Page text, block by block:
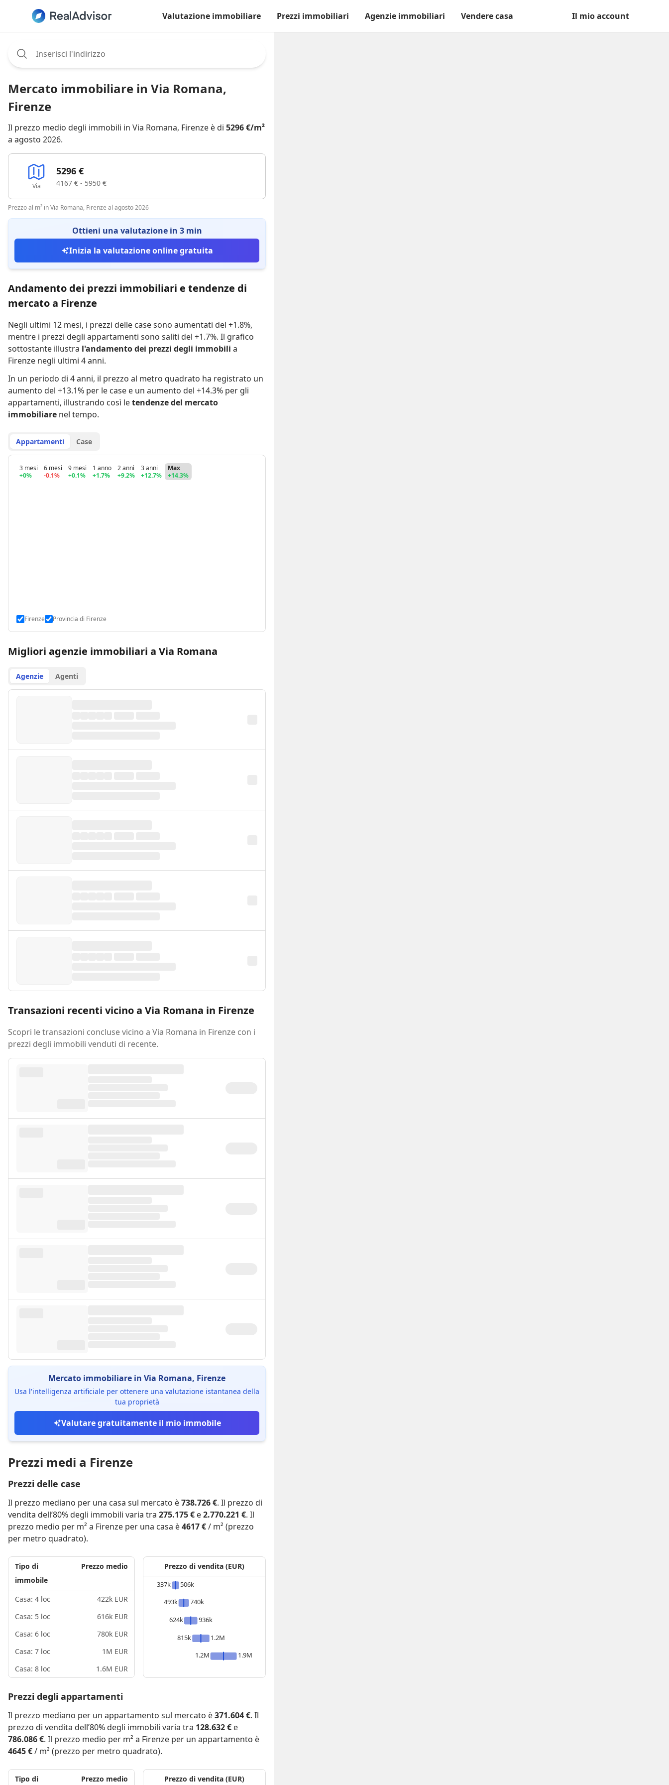
Valutazione immobiliare Prezzi immobiliari Agenzie immobiliari Vendere casa Il mio account
Mercato immobiliare in Via Romana,
Firenze
Il prezzo medio degli immobili in Via Romana, Firenze è di 5296 €/m²
a agosto 2026.
Via
5296 €
4167 € - 5950 €
Prezzo al m² in Via Romana, Firenze al agosto 2026
Ottieni una valutazione in 3 min
Inizia la valutazione online gratuita
Andamento dei prezzi immobiliari e tendenze di
mercato a Firenze
Negli ultimi 12 mesi, i prezzi delle case sono aumentati del +1.8%,
mentre i prezzi degli appartamenti sono saliti del +1.7%. Il grafico
sottostante illustra l'andamento dei prezzi degli immobili a
Firenze negli ultimi 4 anni.
In un periodo di 4 anni, il prezzo al metro quadrato ha registrato un
aumento del +13.1% per le case e un aumento del +14.3% per gli
appartamenti, illustrando così letendenze del mercato
immobiliare nel tempo.
Appartamenti Case
3 mesi
+0%
6 mesi
-0.1%
9 mesi
+0.1%
1 anno
+1.7%
2 anni
+9.2%
3 anni
+12.7%
Max
+14.3%
Firenze Provincia di Firenze
Migliori agenzie immobiliari a Via Romana
Agenzie Agenti
Transazioni recenti vicino a Via Romana in Firenze
Scopri le transazioni concluse vicino a Via Romana in Firenze con i
prezzi degli immobili venduti di recente.
Mercato immobiliare in Via Romana, Firenze
Usa l'intelligenza artificiale per ottenere una valutazione istantanea della
tua proprietà
Valutare gratuitamente il mio immobile
Prezzi medi a Firenze
Prezzi delle case
Il prezzo mediano per una casa sul mercato è738.726 €. Il prezzo di
vendita dell’80% degli immobili varia tra 275.175 € e2.770.221 €. Il
prezzo medio per m² a Firenze per una casa è4617 €/ m² (prezzo
per metro quadrato).
Tipo di
immobile
Prezzo medio
Casa: 4 loc
422k EUR
Casa: 5 loc
616k EUR
Casa: 6 loc
780k EUR
Casa: 7 loc
1M EUR
Casa: 8 loc
1.6M EUR
Prezzo di vendita (EUR)
337k
506k
493k
740k
624k
936k
815k
1.2M
1.2M
1.9M
Prezzi degli appartamenti
Il prezzo mediano per un appartamento sul mercato è371.604 €. Il
prezzo di vendita dell’80% degli immobili varia tra 128.632 € e
786.086 €. Il prezzo medio per m² a Firenze per un appartamento è
4645 €/ m² (prezzo per metro quadrato).
Tipo di Prezzo medio Prezzo di vendita (EUR)